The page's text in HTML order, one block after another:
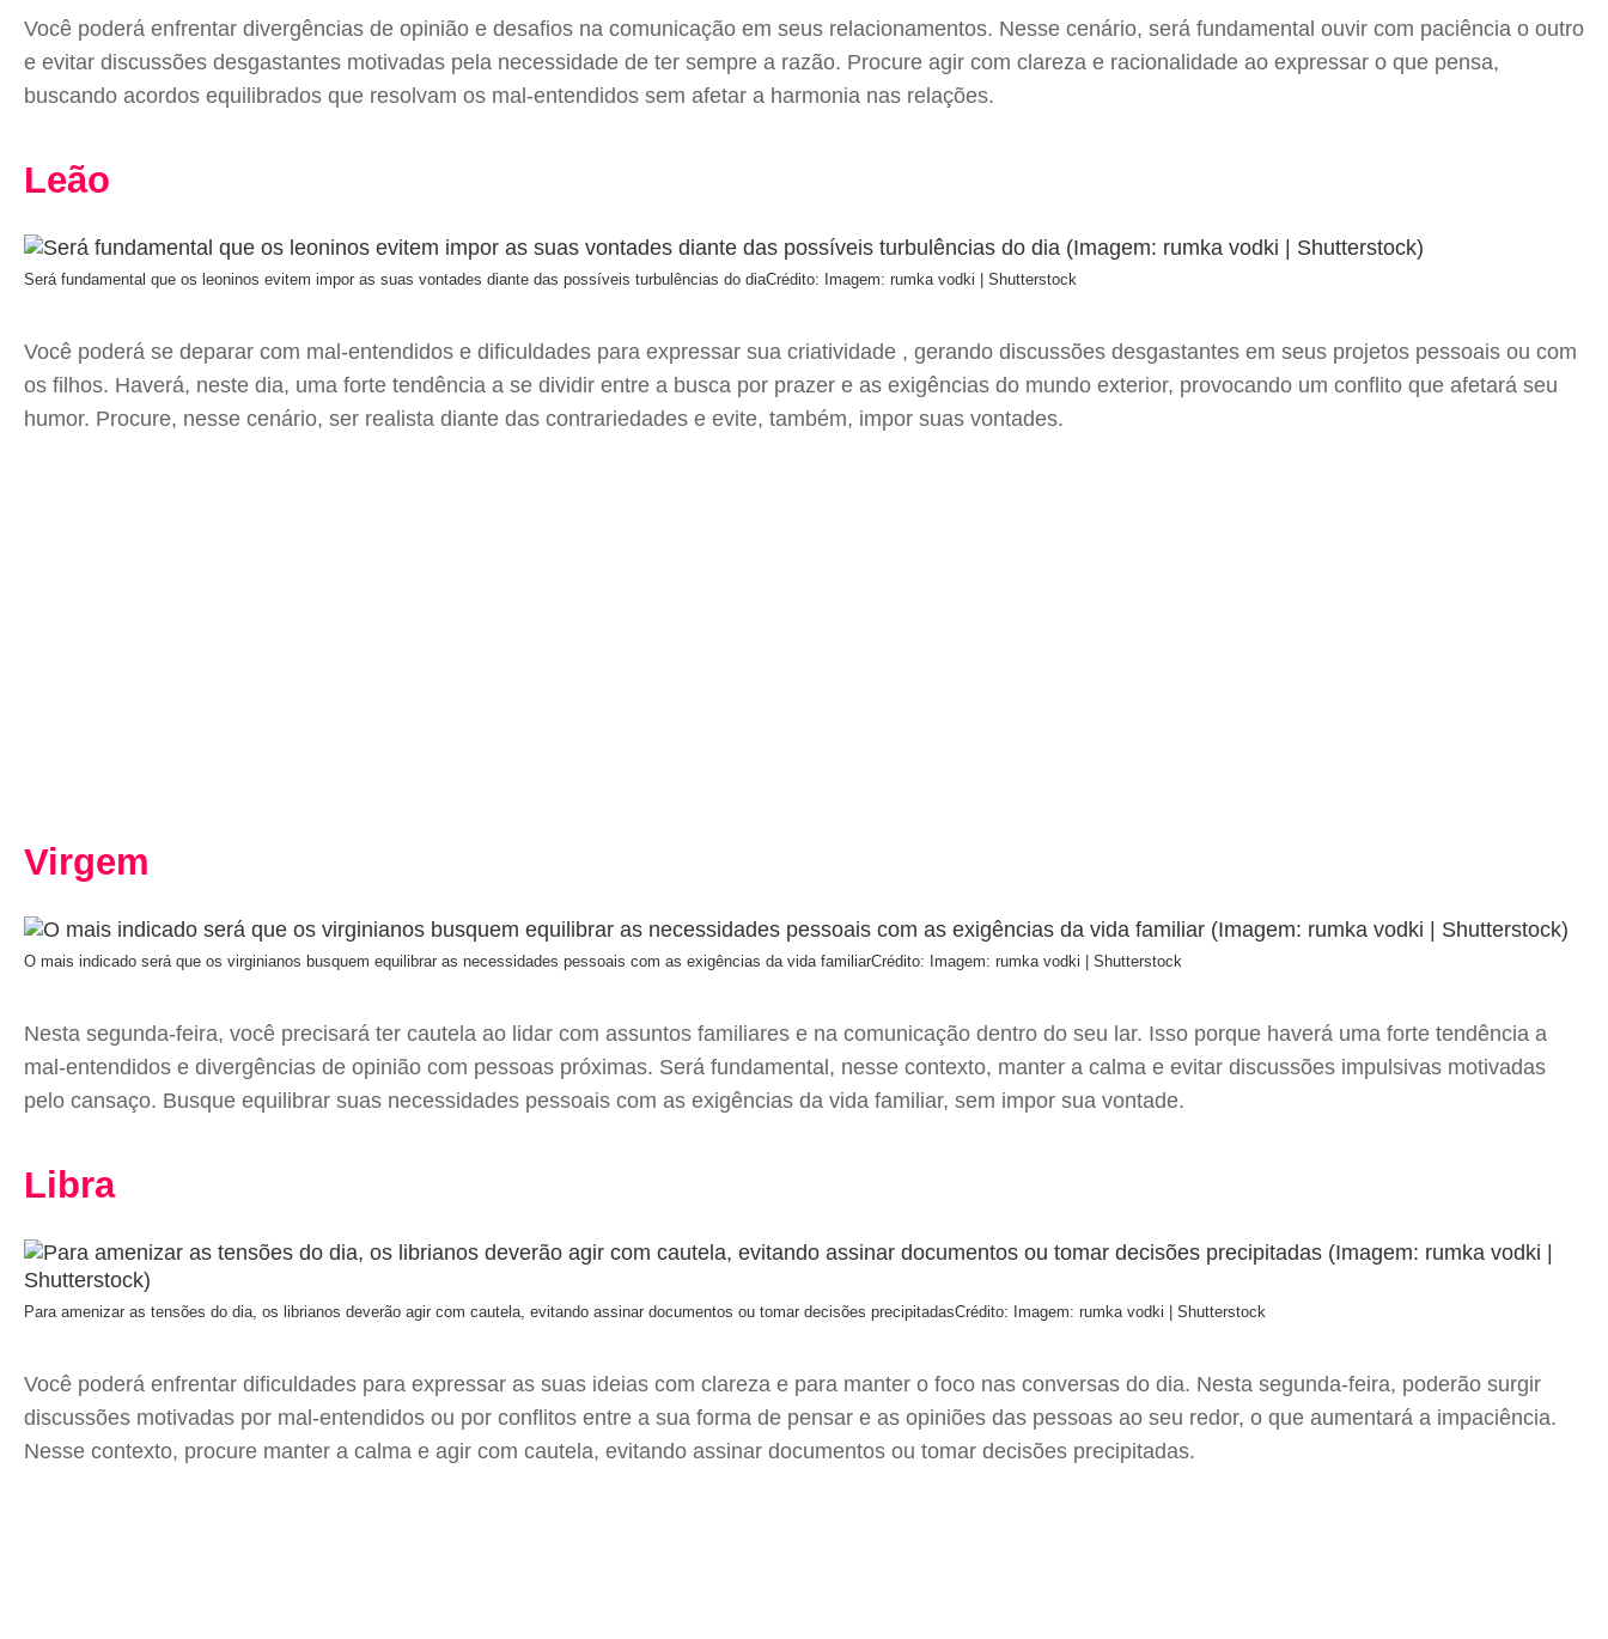
Você poderá enfrentar divergências de opinião e desafios na comunicação em seus relacionamentos. Nesse cenário, será fundamental ouvir com paciência o outro
e evitar discussões desgastantes motivadas pela necessidade de ter sempre a razão. Procure agir com clareza e racionalidade ao expressar o que pensa,
buscando acordos equilibrados que resolvam os mal-entendidos sem afetar a harmonia nas relações.
Leão
Será fundamental que os leoninos evitem impor as suas vontades diante das possíveis turbulências do diaCrédito: Imagem: rumka vodki | Shutterstock
Você poderá se deparar com mal-entendidos e dificuldades para expressar sua criatividade , gerando discussões desgastantes em seus projetos pessoais ou com
os filhos. Haverá, neste dia, uma forte tendência a se dividir entre a busca por prazer e as exigências do mundo exterior, provocando um conflito que afetará seu
humor. Procure, nesse cenário, ser realista diante das contrariedades e evite, também, impor suas vontades.
Virgem
O mais indicado será que os virginianos busquem equilibrar as necessidades pessoais com as exigências da vida familiarCrédito: Imagem: rumka vodki | Shutterstock
Nesta segunda-feira, você precisará ter cautela ao lidar com assuntos familiares e na comunicação dentro do seu lar. Isso porque haverá uma forte tendência a
mal-entendidos e divergências de opinião com pessoas próximas. Será fundamental, nesse contexto, manter a calma e evitar discussões impulsivas motivadas
pelo cansaço. Busque equilibrar suas necessidades pessoais com as exigências da vida familiar, sem impor sua vontade.
Libra
Para amenizar as tensões do dia, os librianos deverão agir com cautela, evitando assinar documentos ou tomar decisões precipitadasCrédito: Imagem: rumka vodki | Shutterstock
Você poderá enfrentar dificuldades para expressar as suas ideias com clareza e para manter o foco nas conversas do dia. Nesta segunda-feira, poderão surgir
discussões motivadas por mal-entendidos ou por conflitos entre a sua forma de pensar e as opiniões das pessoas ao seu redor, o que aumentará a impaciência.
Nesse contexto, procure manter a calma e agir com cautela, evitando assinar documentos ou tomar decisões precipitadas.